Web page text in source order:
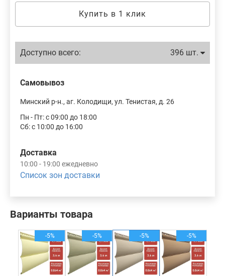
Варианты товара
-5% -5% -5% -5%
Купить в 1 клик
Доступно всего: 396 шт.
Самовывоз
Минский р-н., аг. Колодищи, ул. Тенистая, д. 26
Пн - Пт: с 09:00 до 18:00
Сб: с 10:00 до 16:00
Доставка
10:00 - 19:00 ежедневно
Список зон доставки